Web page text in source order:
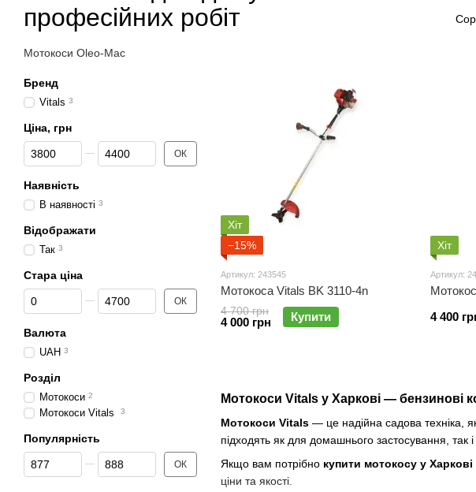
професійних робіт
Мотокоси Vitals у Харкові — бензинові
Мотокоси Vitals — це надійна садова техніка,
підходять як для домашнього застосування, так
Якщо вам потрібно купити мотокосу у Харкові
ціни та якості.
Хіт
−15%
Артикул: 243545
Мотокоса Vitals BK 3110-4n
4 700 грн
4 000 грн Купити
Хіт
Артикул:
4 400
Мотокоси Oleo-Mac
Бренд
Vitals 3
Ціна, грн
Від Ціна, грн
До Ціна, грн ОК
Наявність
В наявності 3
Відображати
Так 3
Стара ціна
Від Стара ціна
До Стара ціна ОК
Валюта
UAH 3
Розділ
Мотокоси 2
Мотокоси Vitals 3
Популярність
Від Популярність
До Популярність ОК